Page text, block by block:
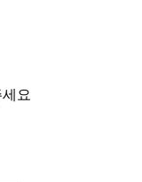
요